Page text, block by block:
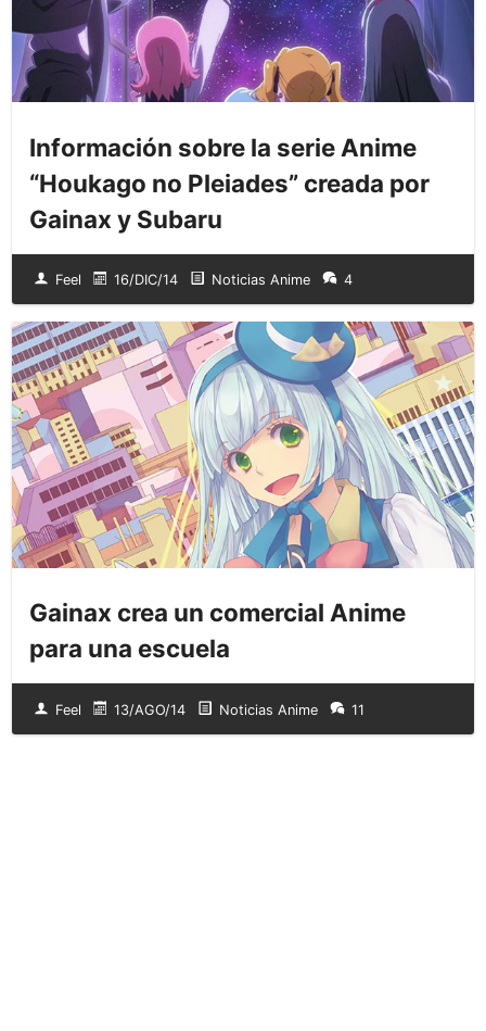
Información sobre la serie Anime
“Houkago no Pleiades” creada por
Gainax y Subaru
Feel 16/DIC/14 Noticias Anime 4
Gainax crea un comercial Anime
para una escuela
Feel 13/AGO/14 Noticias Anime 11